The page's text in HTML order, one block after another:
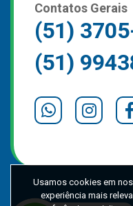
Página Inicial
Usamos cookies em
experiência mais
Contatos Gerais
(51)
(51)